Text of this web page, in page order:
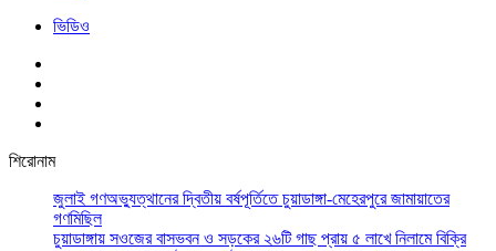
ভিডিও
শিরোনাম
জুলাই গণঅভ্যুত্থানের দ্বিতীয় বর্ষপূর্তিতে চুয়াডাঙ্গা-মেহেরপুরে জামায়াতের
গণমিছিল
চুয়াডাঙ্গায় সওজের বাসভবন ও সড়কের ২৬টি গাছ প্রায় ৫ লাখে নিলামে বিক্রি